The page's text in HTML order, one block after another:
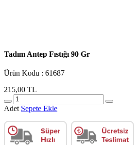
Tadım Antep Fıstığı 90 Gr
Ürün Kodu : 61687
215,00 TL
Adet Sepete Ekle